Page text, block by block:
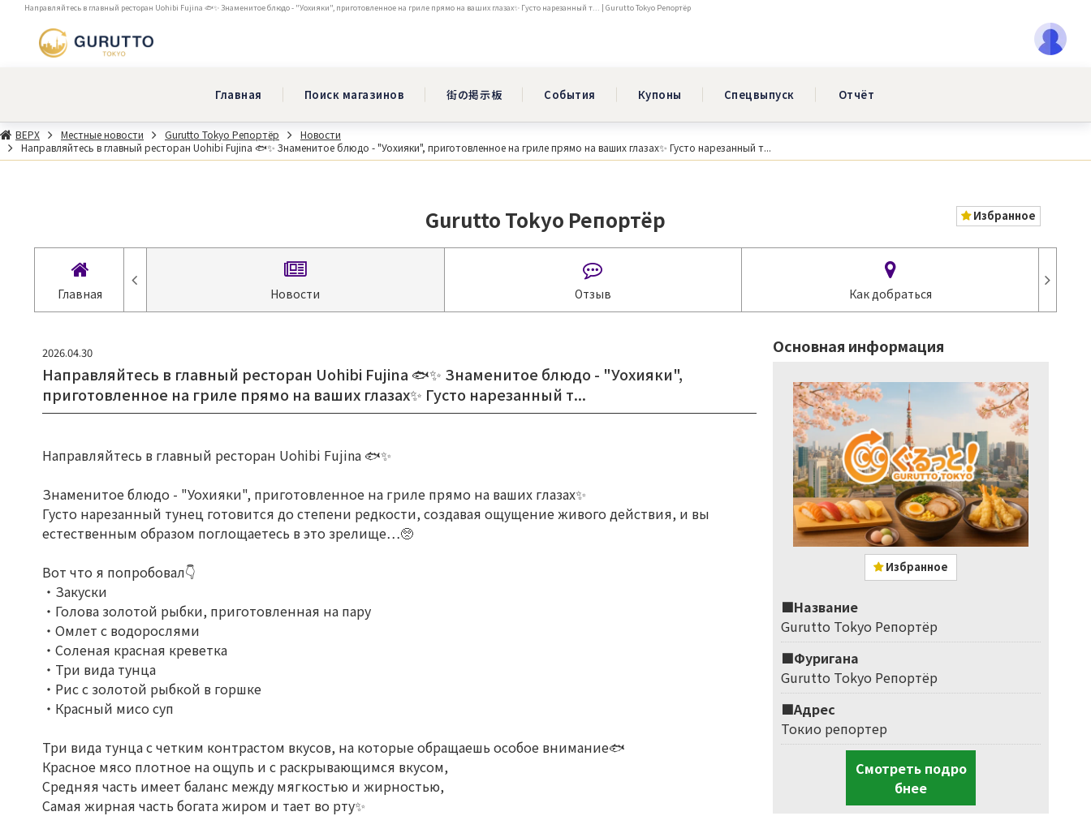
⁡Направляйтесь в главный ресторан Uohibi Fujina 🐟✨ Знаменитое блюдо - "Уохияки", приготовленное на гриле прямо на ваших глазах✨️ Густо нарезанный т... | Gurutto Tokyo Репортёр
Главная Поиск магазинов 街の掲示板 События Купоны Спецвыпуск Отчёт
ВЕРХ Местные новости Gurutto Tokyo Репортёр
Новости
⁡Направляйтесь в главный ресторан Uohibi Fujina 🐟✨ Знаменитое блюдо - "Уохияки", приготовленное на гриле прямо на ваших глазах✨️ Густо нарезанный т...
Gurutto Tokyo Репортёр Избранное
Главная Новости Отзыв Как добраться
2026.04.30
⁡Направляйтесь в главный ресторан Uohibi Fujina 🐟✨ Знаменитое блюдо - "Уохияки",
приготовленное на гриле прямо на ваших глазах✨️ Густо нарезанный т...
Направляйтесь в главный ресторан Uohibi Fujina 🐟✨
Знаменитое блюдо - "Уохияки", приготовленное на гриле прямо на ваших глазах✨️
Густо нарезанный тунец готовится до степени редкости, создавая ощущение живого действия, и вы
естественным образом поглощаетесь в это зрелище…🥺
Вот что я попробовал👇
・Закуски
・Голова золотой рыбки, приготовленная на пару
・Омлет с водорослями
・Соленая красная креветка
・Три вида тунца
・Рис с золотой рыбкой в горшке
・Красный мисо суп
Три вида тунца с четким контрастом вкусов, на которые обращаешь особое внимание🐟
Красное мясо плотное на ощупь и с раскрывающимся вкусом,
Средняя часть имеет баланс между мягкостью и жирностью,
Самая жирная часть богата жиром и тает во рту✨
Основная информация
Избранное
■Название
Gurutto Tokyo Репортёр
■Фуригана
Gurutto Tokyo Репортёр
■Адрес
Токио репортер
Смотреть подро
бнее